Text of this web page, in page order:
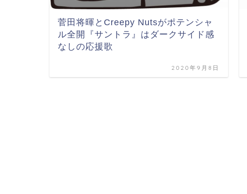
菅田将暉とCreepy Nutsがポテンシャ
ル全開『サントラ』はダークサイド感
なしの応援歌
2020年9月8日